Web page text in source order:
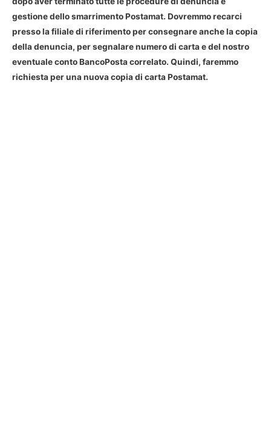
gestione dello smarrimento Postamat. Dovremmo recarci
presso la filiale di riferimento per consegnare anche la copia
della denuncia, per segnalare numero di carta e del nostro
eventuale conto BancoPosta correlato. Quindi, faremmo
richiesta per una nuova copia di carta Postamat.